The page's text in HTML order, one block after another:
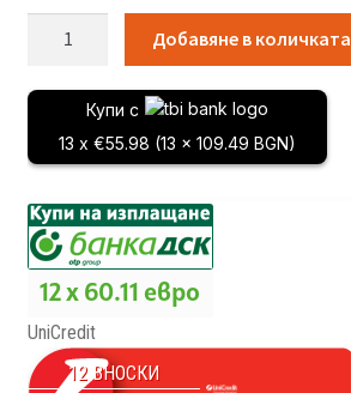
Garmin
–
Професионален
радарен
хронограф
Добавяне в количката
Купи с
13 x €55.98 (13 x 109.49 BGN)
12 x 60.11 евро
UniCredit
12 ВНОСКИ